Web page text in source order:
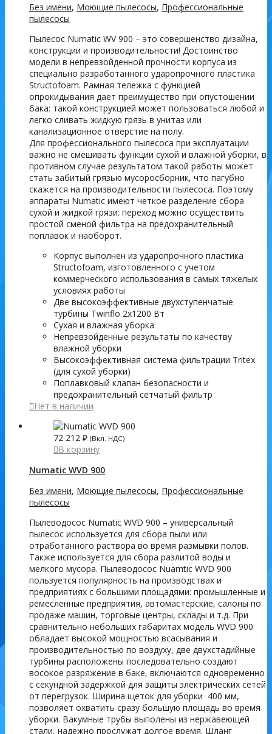
Без имени, Моющие пылесосы, Профессиональные
пылесосы
Пылесос Numatic WV 900 – это совершенство дизайна,
конструкции и производительности! Достоинство
модели в непревзойденной прочности корпуса из
специально разработанного ударопрочного пластика
Structofoam. Рамная тележка с функцией
опрокидывания дает преимущество при опустошении
бака: такой конструкцией может пользоваться любой и
легко сливать жидкую грязь в унитаз или
канализационное отверстие на полу.
Для профессионального пылесоса при эксплуатации
важно не смешивать функции сухой и влажной уборки, в
противном случае результатом такой работы может
стать забитый грязью мусоросборник, что пагубно
скажется на производительности пылесоса. Поэтому
аппараты Numatic имеют четкое разделение сбора
сухой и жидкой грязи: переход можно осуществить
простой сменой фильтра на предохранительный
поплавок и наоборот.
Корпус выполнен из ударопрочного пластика
Structofoam, изготовленного с учетом
коммерческого использования в самых тяжелых
условиях работы
Две высокоэффективные двухступенчатые
турбины Twinflo 2х1200 Вт
Сухая и влажная уборка
Непревзойденные результаты по качеству
влажной уборки
Высокоэффективная система фильтрации Tritex
(для сухой уборки)
Поплавковый клапан безопасности и
предохранительный сетчатый фильтр
Нет в наличии
72 212 ₽ (Вкл. НДС)
В корзину
Numatic WVD 900
Без имени, Моющие пылесосы, Профессиональные
пылесосы
Пылеводосос Numatic WVD 900 – универсальный
пылесос используется для сбора пыли или
отработанного раствора во время размывки полов.
Также используется для сбора разлитой воды и
мелкого мусора. Пылеводосос Nuamtic WVD 900
пользуется популярность на производствах и
предприятиях с большими площадями: промышленные и
ремесленные предприятия, автомастерские, салоны по
продаже машин, торговые центры, склады и т.д. При
сравнительно небольших габаритах модель WVD 900
обладает высокой мощностью всасывания и
производительностью по воздуху, две двухстадийные
турбины расположены последовательно создают
восокое разряжение в баке, включаются одновременно
с секундной задержкой для защиты электрических сетей
от перегрузок. Ширина щеток для уборки 400 мм,
позволяет охватить сразу большую площадь во время
уборки. Вакумные трубы выполены из нержавеющей
стали, надежно прослужат долгое время. Шланг